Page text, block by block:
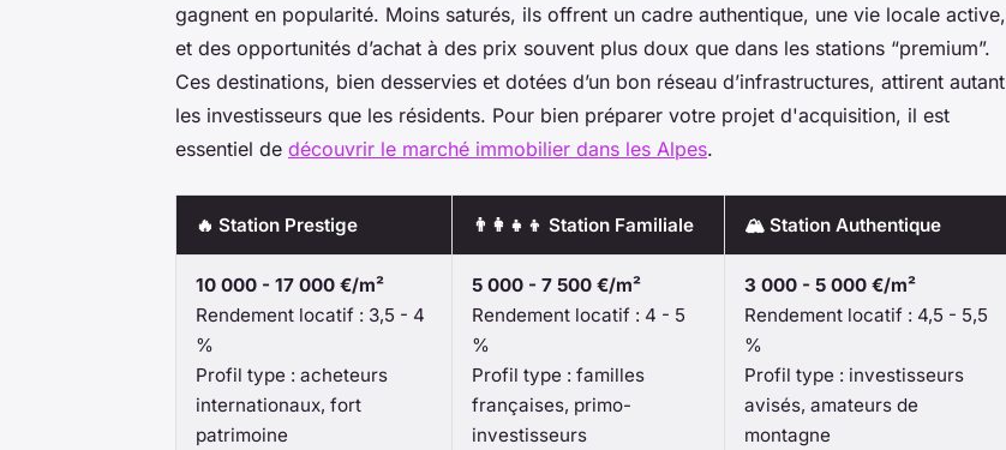
gagnent en popularité. Moins saturés, ils offrent un cadre authentique, une vie locale active,
et des opportunités d’achat à des prix souvent plus doux que dans les stations “premium”.
Ces destinations, bien desservies et dotées d’un bon réseau d’infrastructures, attirent autant
les investisseurs que les résidents. Pour bien préparer votre projet d'acquisition, il est
essentiel de découvrir le marché immobilier dans les Alpes.
🔥 Station Prestige 👨‍👩‍👧‍👦 Station Familiale 🏔️ Station Authentique
10 000 - 17 000 €/m²
Rendement locatif : 3,5 - 4
%
Profil type : acheteurs
internationaux, fort
patrimoine
5 000 - 7 500 €/m²
Rendement locatif : 4 - 5
%
Profil type : familles
françaises, primo-
investisseurs
3 000 - 5 000 €/m²
Rendement locatif : 4,5 - 5,5
%
Profil type : investisseurs
avisés, amateurs de
montagne